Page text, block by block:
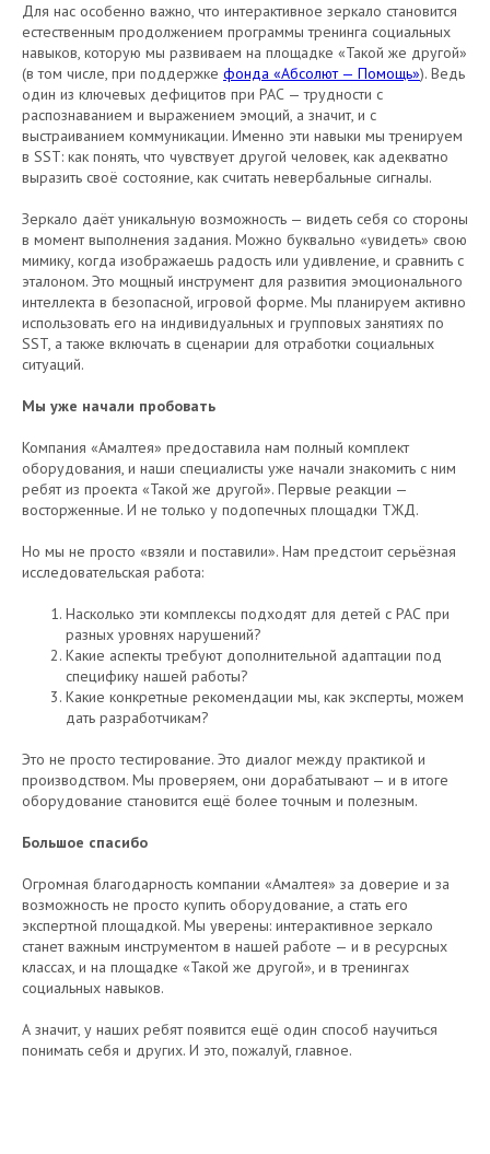
Для нас особенно важно, что интерактивное зеркало становится
естественным продолжением программы тренинга социальных
навыков, которую мы развиваем на площадке «Такой же другой»
(в том числе, при поддержке фонда «Абсолют — Помощь»). Ведь
один из ключевых дефицитов при РАС — трудности с
распознаванием и выражением эмоций, а значит, и с
выстраиванием коммуникации. Именно эти навыки мы тренируем
в SST: как понять, что чувствует другой человек, как адекватно
выразить своё состояние, как считать невербальные сигналы.
Зеркало даёт уникальную возможность — видеть себя со стороны
в момент выполнения задания. Можно буквально «увидеть» свою
мимику, когда изображаешь радость или удивление, и сравнить с
эталоном. Это мощный инструмент для развития эмоционального
интеллекта в безопасной, игровой форме. Мы планируем активно
использовать его на индивидуальных и групповых занятиях по
SST, а также включать в сценарии для отработки социальных
ситуаций.
Мы уже начали пробовать
Компания «Амалтея» предоставила нам полный комплект
оборудования, и наши специалисты уже начали знакомить с ним
ребят из проекта «Такой же другой». Первые реакции —
восторженные. И не только у подопечных площадки ТЖД.
Но мы не просто «взяли и поставили». Нам предстоит серьёзная
исследовательская работа:
Насколько эти комплексы подходят для детей с РАС при
разных уровнях нарушений?
Какие аспекты требуют дополнительной адаптации под
специфику нашей работы?
Какие конкретные рекомендации мы, как эксперты, можем
дать разработчикам?
Это не просто тестирование. Это диалог между практикой и
производством. Мы проверяем, они дорабатывают — и в итоге
оборудование становится ещё более точным и полезным.
Большое спасибо
Огромная благодарность компании «Амалтея» за доверие и за
возможность не просто купить оборудование, а стать его
экспертной площадкой. Мы уверены: интерактивное зеркало
станет важным инструментом в нашей работе — и в ресурсных
классах, и на площадке «Такой же другой», и в тренингах
социальных навыков.
А значит, у наших ребят появится ещё один способ научиться
понимать себя и других. И это, пожалуй, главное.